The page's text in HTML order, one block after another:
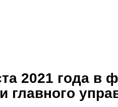
2021 года в
главного